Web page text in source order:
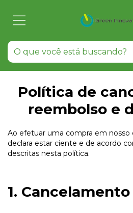
Política de
reembolso e
Ao efetuar uma compra em
declara estar ciente e de acordo
descritas nesta política.
1.